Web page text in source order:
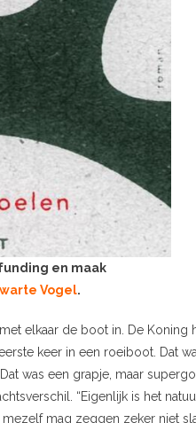
en maak
Vogel.
elkaar de boot in. De
keer in een roeiboot. Dat
was een grapje, maar
“Eigenlijk is het
mag zeggen zeker niet